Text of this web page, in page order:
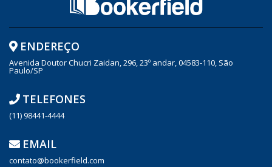
ENDEREÇO
Avenida Doutor Chucri Zaidan, 296, 23º andar, 04583-110, São
Paulo/SP
TELEFONES
(11) 98441-4444
EMAIL
contato@bookerfield.com